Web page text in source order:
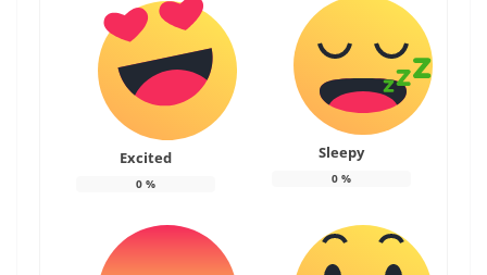
Excited
0%
Sleepy
0 %